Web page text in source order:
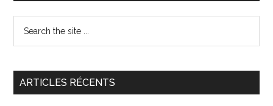
principale
...
ARTICLES RÉCENTS